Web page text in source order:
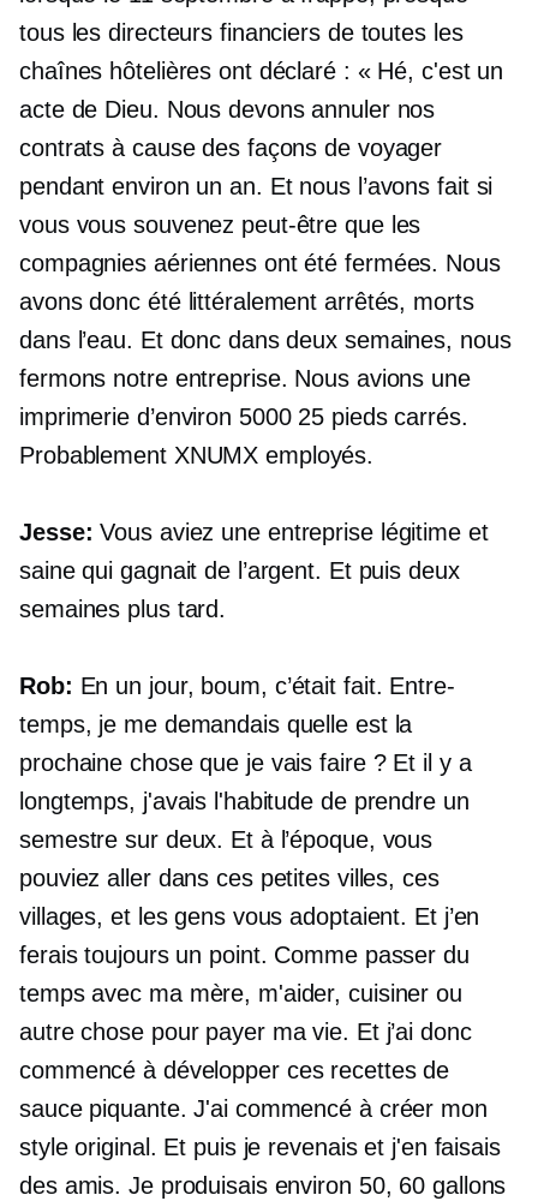
tous les directeurs financiers de toutes les
chaînes hôtelières ont déclaré : « Hé, c'est un
acte de Dieu. Nous devons annuler nos
contrats à cause des façons de voyager
pendant environ un an. Et nous l’avons fait si
vous vous souvenez peut-être que les
compagnies aériennes ont été fermées. Nous
avons donc été littéralement arrêtés, morts
dans l’eau. Et donc dans deux semaines, nous
fermons notre entreprise. Nous avions une
imprimerie d’environ 5000 25 pieds carrés.
Probablement XNUMX employés.
Jesse: Vous aviez une entreprise légitime et
saine qui gagnait de l’argent. Et puis deux
semaines plus tard.
Rob: En un jour, boum, c’était fait. Entre-
temps, je me demandais quelle est la
prochaine chose que je vais faire ? Et il y a
longtemps, j'avais l'habitude de prendre un
semestre sur deux. Et à l’époque, vous
pouviez aller dans ces petites villes, ces
villages, et les gens vous adoptaient. Et j’en
ferais toujours un point. Comme passer du
temps avec ma mère, m'aider, cuisiner ou
autre chose pour payer ma vie. Et j’ai donc
commencé à développer ces recettes de
sauce piquante. J'ai commencé à créer mon
style original. Et puis je revenais et j'en faisais
des amis. Je produisais environ 50, 60 gallons